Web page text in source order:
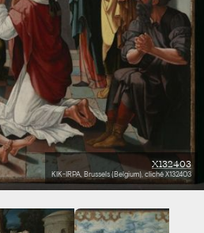
X132403
KIK-IRPA, Brussels (Belgium), cliché X132403